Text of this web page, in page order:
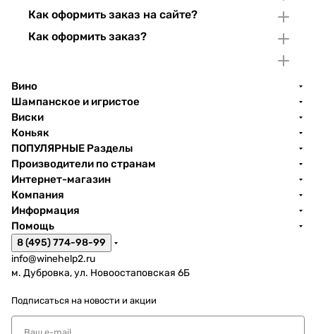
Как оформить заказ на сайте?
Как оформить заказ?
Вино
Шампанское и игристое
Виски
Коньяк
ПОПУЛЯРНЫЕ Разделы
Производители по странам
Интернет-магазин
Компания
Информация
Помощь
8 (495) 774-98-99
info@winehelp2.ru
м. Дубровка, ул. Новоостаповская 6Б
Подписаться на новости и акции